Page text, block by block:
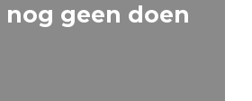
geen doen